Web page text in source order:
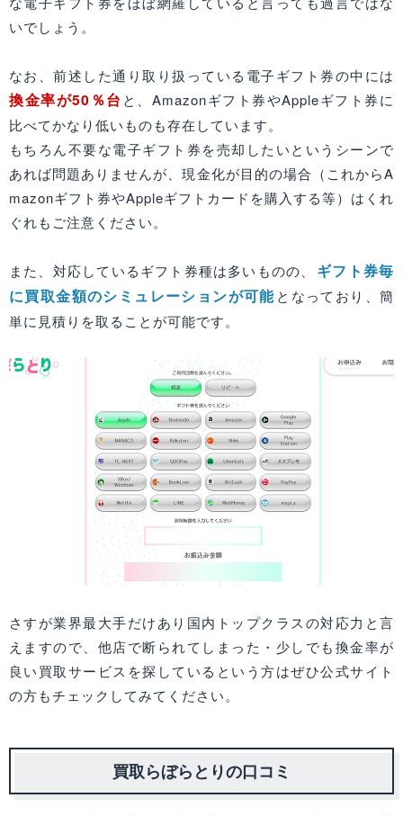
いでしょう。
なお、前述した通り取り扱っている電子ギフト券の中には
換金率が50％台 と、Amazonギフト券やAppleギフト券に
比べてかなり低いものも存在しています。
もちろん不要な電子ギフト券を売却したいというシーンで
あれば問題ありませんが、現金化が目的の場合（これからA
mazonギフト券やAppleギフトカードを購入する等）はくれ
ぐれもご注意ください。
また、対応しているギフト券種は多いものの、
ギフト券毎
に買取金額のシミュレーションが可能となっており、簡
単に見積りを取ることが可能です。
さすが業界最大手だけあり国内トップクラスの対応力と言
えますので、他店で断られてしまった・少しでも換金率が
良い買取サービスを探しているという方はぜひ公式サイト
の方もチェックしてみてください。
買取らぼらとりの口コミ